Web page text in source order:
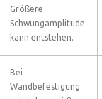
Größere
Schwungamplitude
kann entstehen.
Bei
Wandbefestigung